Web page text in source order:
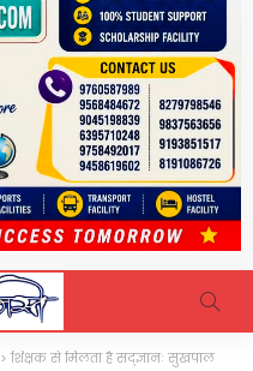
>शिक्षक से मिलता है सद्ज्ञानः सुखपाल